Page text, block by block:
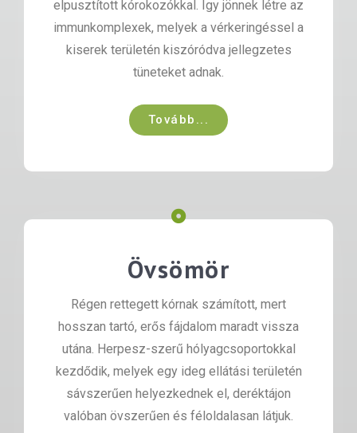
elpusztított kórokozókkal. Így jönnek létre az
immunkomplexek, melyek a vérkeringéssel a
kiserek területén kiszóródva jellegzetes
tüneteket adnak.
Tovább...
Övsömör
Régen rettegett kórnak számított, mert
hosszan tartó, erős fájdalom maradt vissza
utána. Herpesz-szerű hólyagcsoportokkal
kezdődik, melyek egy ideg ellátási területén
sávszerűen helyezkednek el, deréktájon
valóban övszerűen és féloldalasan látjuk.